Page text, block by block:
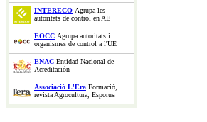
INTERECO Agrupa les
autoritats de control en AE
EOCC Agrupa autoritats i
organismes de control a l'UE
ENAC Entidad Nacional de
Acreditación
Associació L'Era Formació,
revista Agrocultura, Esporus